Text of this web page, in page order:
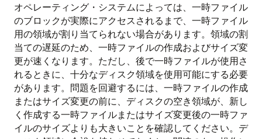
オペレーティング・システムによっては、一時ファイル
のブロックが実際にアクセスされるまで、一時ファイル
用の領域が割り当てられない場合があります。領域の割
当ての遅延のため、一時ファイルの作成およびサイズ変
更が速くなります。ただし、後で一時ファイルが使用さ
れるときに、十分なディスク領域を使用可能にする必要
があります。問題を回避するには、一時ファイルの作成
またはサイズ変更の前に、ディスクの空き領域が、新し
く作成する一時ファイルまたはサイズ変更後の一時ファ
イルのサイズよりも大きいことを確認してください。デ